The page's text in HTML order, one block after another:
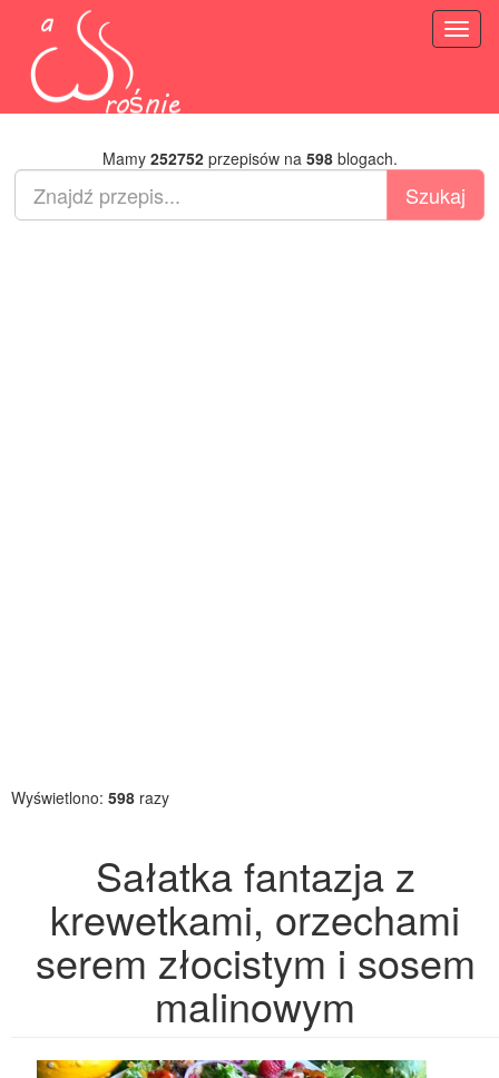
Mamy 252752przepisów na 598blogach.
Wyświetlono: 598 razy
Sałatka fantazja z
krewetkami, orzechami
serem złocistym i sosem
malinowym